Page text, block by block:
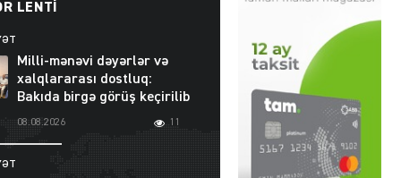
LENTI
Milli-mənəvi dəyərlər və
xalqlararası dostluq:
Bakıda birgə görüş keçirilib
08.08.2026 11